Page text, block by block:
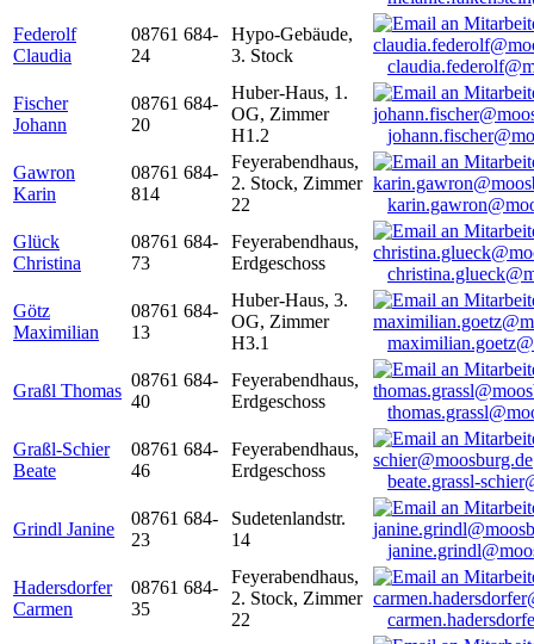
Federolf
Claudia
08761 684-
24
Hypo-Gebäude,
3. Stock
Fischer
Johann
08761 684-
20
Huber-Haus, 1.
OG, Zimmer
H1.2
Gawron
Karin
08761 684-
814
Feyerabendhaus,
2. Stock, Zimmer
22
Glück
Christina
08761 684-
73
Feyerabendhaus,
Erdgeschoss
Götz
Maximilian
08761 684-
13
Huber-Haus, 3.
OG, Zimmer
H3.1
Graßl Thomas
08761 684-
40
Feyerabendhaus,
Erdgeschoss
Graßl-Schier
Beate
08761 684-
46
Feyerabendhaus,
Erdgeschoss
beate.grassl-
Grindl Janine
08761 684-
23
Sudetenlandstr.
14
Hadersdorfer
Carmen
08761 684-
35
Feyerabendhaus,
2. Stock, Zimmer
22